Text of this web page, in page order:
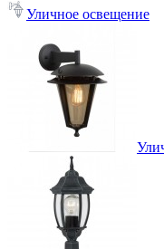
Уличное освещение